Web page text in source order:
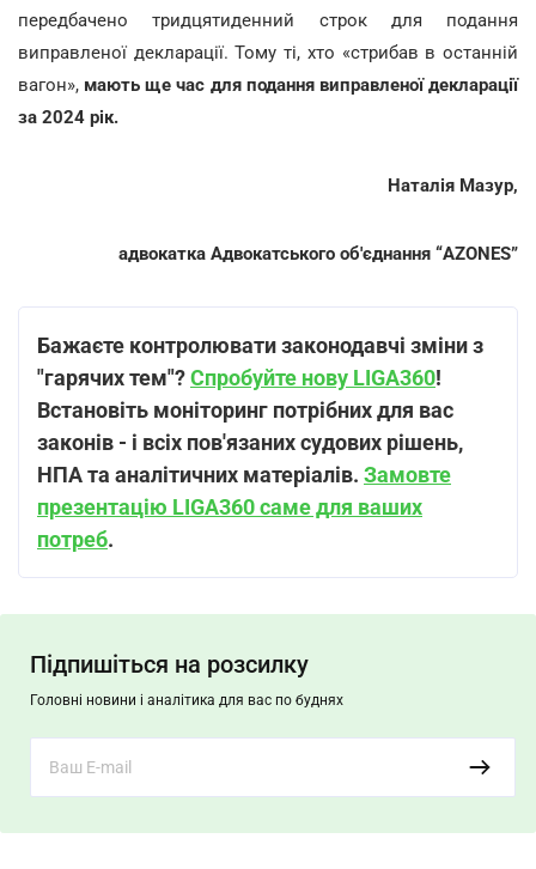
передбачено тридцятиденний строк для подання
виправленої декларації. Тому ті, хто «стрибав в останній
вагон», мають ще час для подання виправленої декларації
за 2024 рік.
Наталія Мазур,
адвокатка Адвокатського об'єднання “AZONES”
Бажаєте контролювати законодавчі зміни з
"гарячих тем"?Спробуйте нову LIGA360!
Встановіть моніторинг потрібних для вас
законів - і всіх пов'язаних судових рішень,
НПА та аналітичних матеріалів. Замовте
презентацію LIGA360 саме для ваших
потреб.
Підпишіться на розсилку
Головні новини і аналітика для вас по буднях